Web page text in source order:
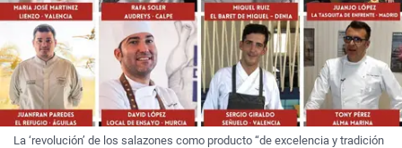
La ‘revolución’ de los salazones como producto “de excelencia y tradición